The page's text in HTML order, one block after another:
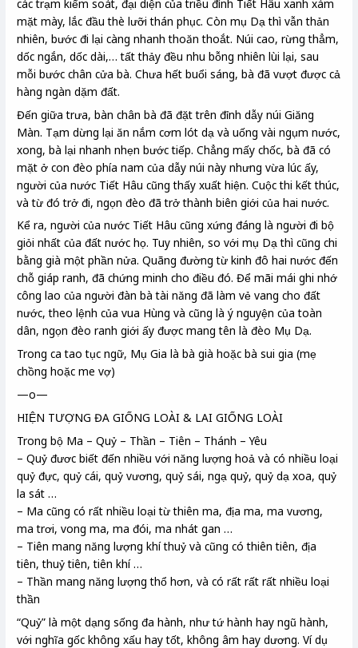
các trạm kiểm soát, đại diện của triều đình Tiết Hâu xanh xám
mặt mày, lắc đầu thè lưỡi thán phục. Còn mụ Dạ thì vẫn thản
nhiên, bước đi lại càng nhanh thoăn thoắt. Núi cao, rừng thẳm,
dốc ngắn, dốc dài,… tất thảy đều nhu bỗng nhiên lùi lại, sau
mỗi bước chân cửa bà. Chưa hết buổi sáng, bà đã vượt được cả
hàng ngàn dặm đất.
Đến giữa trưa, bàn chân bà đã đặt trên đỉnh dẫy núi Giăng
Màn. Tạm dừng lại ăn nắm cơm lót dạ và uống vài ngụm nước,
xong, bà lại nhanh nhẹn bước tiếp. Chẳng mấy chốc, bà đã có
mặt ở con đèo phía nam của dẫy núi này nhưng vừa lúc ấy,
người của nước Tiết Hâu cũng thấy xuất hiện. Cuộc thi kết thúc,
và từ đó trở đi, ngọn đèo đã trở thành biên giới của hai nước.
Kể ra, người của nước Tiết Hâu cũng xứng đáng là người đi bộ
giỏi nhất của đất nước họ. Tuy nhiên, so với mụ Dạ thì cũng chi
bằng già một phần nửa. Quãng đường từ kinh đô hai nước đến
chỗ giáp ranh, đã chứng minh cho điều đó. Để mãi mái ghi nhớ
công lao của người đàn bà tài năng đã làm vẻ vang cho đất
nước, theo lệnh của vua Hùng và cũng là ý nguyện của toàn
dân, ngọn đèo ranh giới ấy được mang tên là đèo Mụ Dạ.
Trong ca tao tục ngữ, Mụ Gia là bà già hoặc bà sui gia (mẹ
chồng hoặc me vợ)
—o—
HIỆN TƯỢNG ĐA GIỐNG LOÀI & LAI GIỐNG LOÀI
Trong bộ Ma – Quỷ – Thần – Tiên – Thánh – Yêu
– Quỷ đươc biết đến nhiều với năng lượng hoả và có nhiều loại
quỷ đực, quỷ cái, quỷ vương, quỷ sái, ngạ quỷ, quỷ dạ xoa, quỷ
la sát …
– Ma cũng có rất nhiều loại từ thiên ma, địa ma, ma vương,
ma trơi, vong ma, ma đói, ma nhát gan …
– Tiên mang năng lượng khí thuỷ và cũng có thiên tiên, địa
tiên, thuỷ tiên, tiên khí …
– Thần mang năng lượng thổ hơn, và có rất rất rất nhiều loại
thần
“Quỷ” là một dạng sống đa hành, như tứ hành hay ngũ hành,
với nghĩa gốc không xấu hay tốt, không âm hay dương. Ví dụ